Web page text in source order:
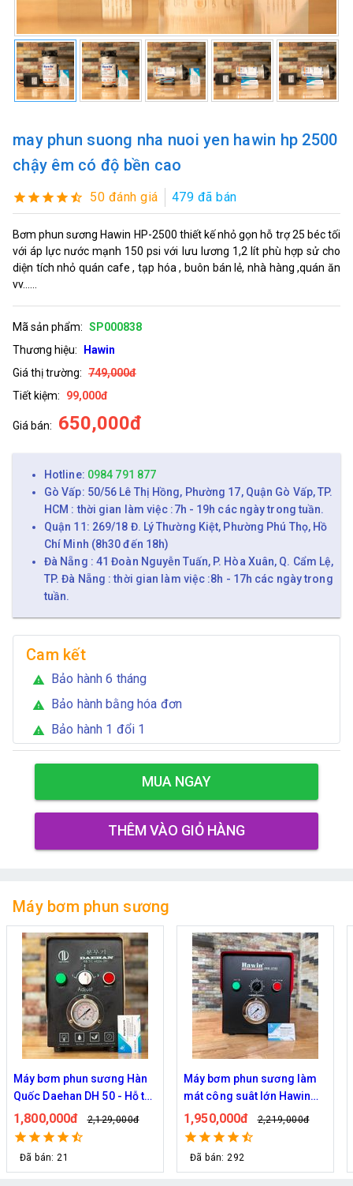
may phun suong nha nuoi yen hawin hp 2500
chậy êm có độ bền cao
50 đánh giá 479 đã bán
Bơm phun sương Hawin HP-2500 thiết kế nhỏ gọn hỗ trợ 25 béc tối
với áp lực nước mạnh 150 psi với lưu lương 1,2 lít phù hợp sử cho
diện tích nhỏ quán cafe , tạp hóa , buôn bán lẻ, nhà hàng ,quán ăn
vv......
Mã sản phẩm: SP000838
Thương hiệu:
Hawin
Giá thị trường: 749,000đ
Tiết kiệm:
99,000đ
Giá bán: 650,000đ
Hotline: 0984 791 877
Gò Vấp: 50/56 Lê Thị Hồng, Phường 17, Quận Gò Vấp, TP.
HCM : thời gian làm việc :7h - 19h các ngày trong tuần.
Quận 11: 269/18 Đ. Lý Thường Kiệt, Phường Phú Thọ, Hồ
Chí Minh (8h30 đến 18h)
Đà Nẵng : 41 Đoàn Nguyễn Tuấn, P. Hòa Xuân, Q. Cẩm Lệ,
TP. Đà Nẵng : thời gian làm việc :8h - 17h các ngày trong
tuần.
Cam kết
warning Bảo hành 6 tháng
warning Bảo hành bằng hóa đơn
warning Bảo hành 1 đổi 1
MUA NGAY
THÊM VÀO GIỎ HÀNG
Máy bơm phun sương
Máy bơm phun sương làm
mát công suât lớn Hawin
FOG-2703 hỗ trợ 70 đầu
phun
1,950,000đ 2,219,000đ
Đã bán: 292
Bơm phun sương Haita HP-
2900 chính hãng (30 béc)
670,000đ 829,000đ
Đã bán: 30